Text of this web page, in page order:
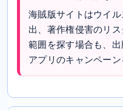
海賊版サイトはウイ
出、著作権侵害のリ
範囲を探す場合も、
アプリのキャンペーン